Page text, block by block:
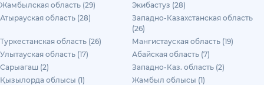
Жамбылская область (29)
Экибастуз (28)
Атырауская область (28)
Западно-Казахстанская область
(26)
Туркестанская область (26)
Мангистауская область (19)
Улытауская область (17)
Абайская область (7)
Сарыагаш (2)
Западно-Каз. область (2)
Қызылорда облысы (1)
Жамбыл облысы (1)